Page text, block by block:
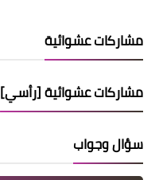
مشاركات عشوائية
مشاركات عشوائية [رأسي]
سؤال وجواب